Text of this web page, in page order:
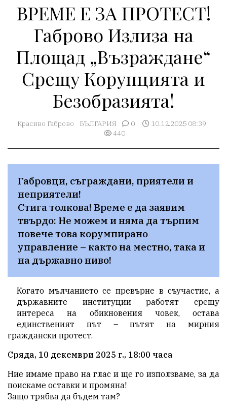
ВРЕМЕ Е ЗА ПРОТЕСТ!
Габрово Излиза на
Площад „Възраждане“
Срещу Корупцията и
Безобразията!
Красиво Габрово БЪЛГАРИЯ 0
10.12.2025 08:39
440
​Габровци, съграждани, приятели и
неприятели!
​Стига толкова! Време е да заявим
твърдо: Не можем и няма да търпим
повече това корумпирано
управление – както на местно, така и
на държавно ниво!
Когато мълчанието се превърне в съучастие, а
държавните институции работят срещу
интереса на обикновения човек, остава
единственият път – пътят на мирния
граждански протест.
Сряда, 10 декември 2025 г., 18:00 часа
​Ние имаме право на глас и ще го използваме, за да
поискаме оставки и промяна!
​Защо трябва да бъдем там?